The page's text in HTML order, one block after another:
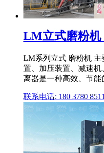
LM立式磨粉机
LM系列立式 磨粉机
置、加压装置、减速
离器是一种高效、节能
联系电话: 180 3780 8511